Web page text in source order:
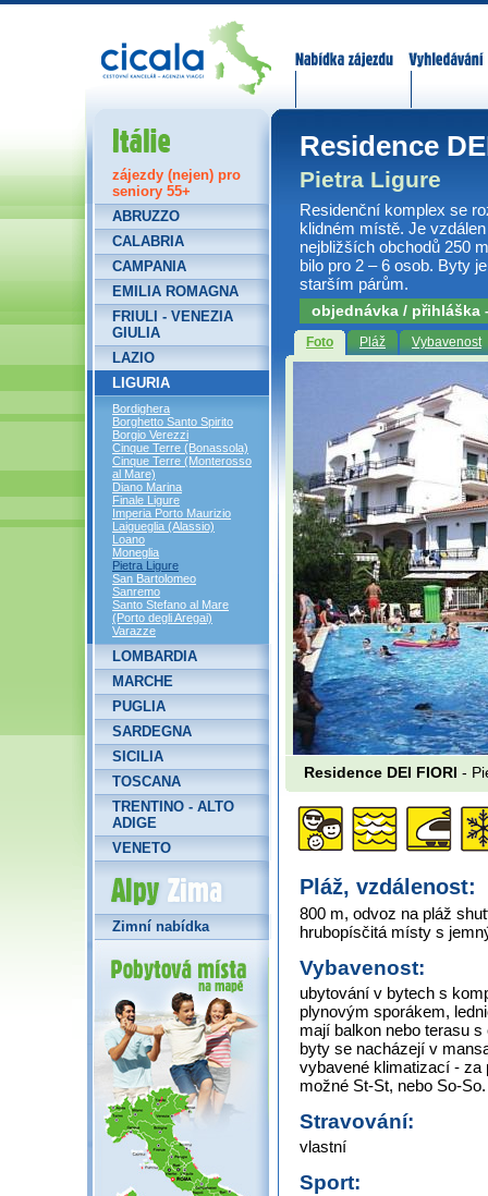
Residence
Pietra Ligure
Residenční komplex se
klidném místě. Je
nejbližších obchodů 250
bilo pro 2 – 6 osob. Byty
starším párům.
objednávka / přihláška
Foto Pláž Vybavenost
Residence DEI FIORI -
Pláž, vzdálenost:
800 m, odvoz na pláž
hrubopísčitá místy s
Vybavenost:
ubytování v bytech s
plynovým sporákem,
mají balkon nebo terasu
byty se nacházejí v
vybavené klimatizací - za
možné St-St, nebo So-So.
Stravování:
vlastní
Sport:
Itálie
zájezdy (nejen) pro
seniory 55+
ABRUZZO
CALABRIA
CAMPANIA
EMILIA ROMAGNA
FRIULI - VENEZIA
GIULIA
LAZIO
LIGURIA
Bordighera
Borghetto Santo Spirito
Borgio Verezzi
Cinque Terre (Bonassola)
Cinque Terre (Monterosso
al Mare)
Diano Marina
Finale Ligure
Imperia Porto Maurizio
Laigueglia (Alassio)
Loano
Moneglia
Pietra Ligure
San Bartolomeo
Sanremo
Santo Stefano al Mare
(Porto degli Aregai)
Varazze
LOMBARDIA
MARCHE
PUGLIA
SARDEGNA
SICILIA
TOSCANA
TRENTINO - ALTO
ADIGE
VENETO
Alpy Zima
Zimní nabídka